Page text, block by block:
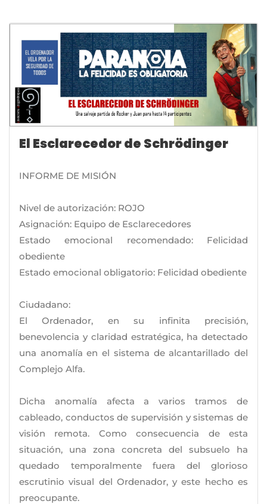
El Esclarecedor de Schrödinger
INFORME DE MISIÓN
Nivel de autorización: ROJO
Asignación: Equipo de Esclarecedores
Estado emocional recomendado: Felicidad
obediente
Estado emocional obligatorio: Felicidad obediente
Ciudadano:
El Ordenador, en su infinita precisión,
benevolencia y claridad estratégica, ha detectado
una anomalía en el sistema de alcantarillado del
Complejo Alfa.
Dicha anomalía afecta a varios tramos de
cableado, conductos de supervisión y sistemas de
visión remota. Como consecuencia de esta
situación, una zona concreta del subsuelo ha
quedado temporalmente fuera del glorioso
escrutinio visual del Ordenador, y este hecho es
preocupante.